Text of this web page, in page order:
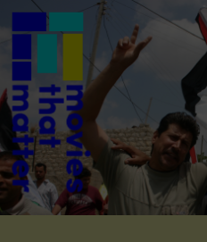
Ga naar hoofdinhoud